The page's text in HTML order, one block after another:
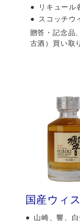
リキュール
スコッチ
贈答・記念品
古酒）買い取
国産ウィ
山崎、響、白